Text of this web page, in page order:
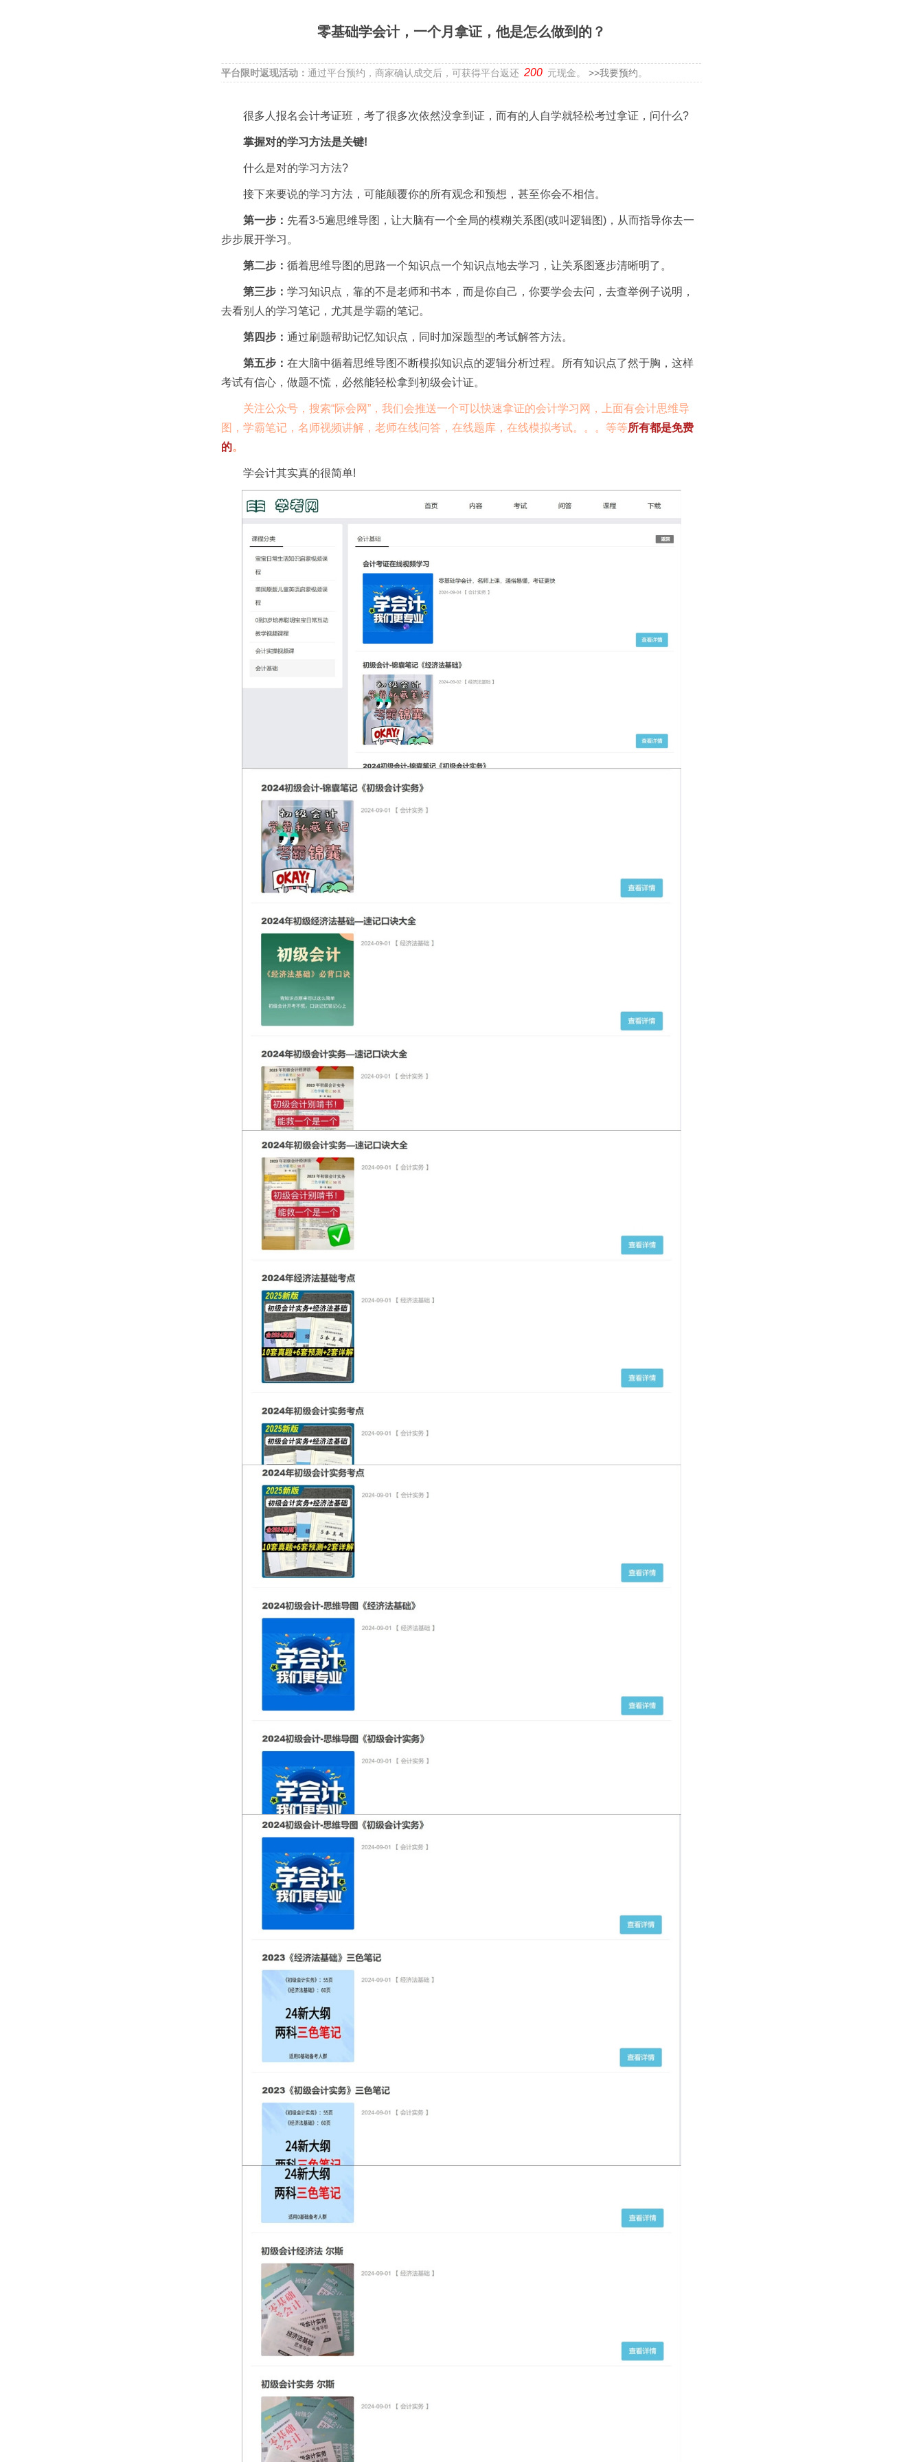
零基础学会计，一个月拿证，他是怎么做到的？
平台限时返现活动： 通过平台预约，商家确认成交后，可获得平台返还 200 元现金。 >>我要预约。
很多人报名会计考证班，考了很多次依然没拿到证，而有的人自学就轻松考过拿证，问什么?
掌握对的学习方法是关键!
什么是对的学习方法?
接下来要说的学习方法，可能颠覆你的所有观念和预想，甚至你会不相信。
第一步： 先看3-5遍思维导图，让大脑有一个全局的模糊关系图(或叫逻辑图)，从而指导你去一
步步展开学习。
第二步： 循着思维导图的思路一个知识点一个知识点地去学习，让关系图逐步清晰明了。
第三步： 学习知识点，靠的不是老师和书本，而是你自己，你要学会去问，去查举例子说明，
去看别人的学习笔记，尤其是学霸的笔记。
第四步： 通过刷题帮助记忆知识点，同时加深题型的考试解答方法。
第五步： 在大脑中循着思维导图不断模拟知识点的逻辑分析过程。所有知识点了然于胸，这样
考试有信心，做题不慌，必然能轻松拿到初级会计证。
关注公众号，搜索“际会网”，我们会推送一个可以快速拿证的会计学习网，上面有会计思维导
图，学霸笔记，名师视频讲解，老师在线问答，在线题库，在线模拟考试。。。等等所有都是免费
的。
学会计其实真的很简单!